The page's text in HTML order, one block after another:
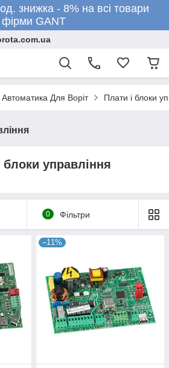
знижка - 8% на всі товари
фірми GANT
Для Воріт Плати і блоки
блоки управління
0 Фільтри
–11%